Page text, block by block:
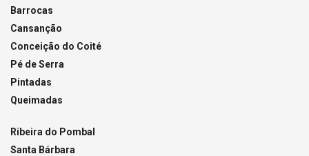
Barrocas
Cansanção
Conceição do Coité
Pé de Serra
Pintadas
Queimadas
Ribeira do Pombal
Santa Bárbara